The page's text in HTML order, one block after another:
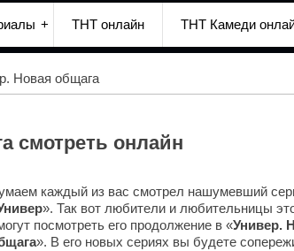
ТНТ онлайн ТНТ Камеди
Новая общага
смотреть онлайн
каждый из вас смотрел нашумевший
». Так вот любители и любительницы
посмотреть его продолжение в «Универ.
». В его новых сериях вы будете